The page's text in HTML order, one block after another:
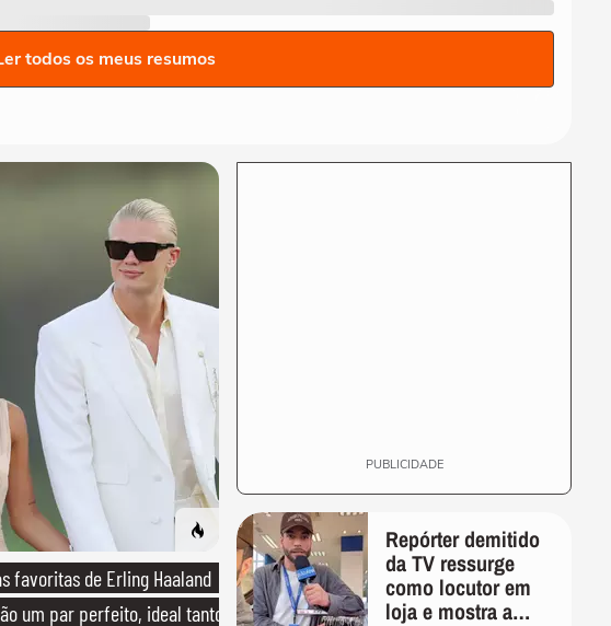
CIDADES
cogumelo' durante incêndio
todos os meus resumos
favoritas de Erling Haaland
um par perfeito, ideal tanto
PUBLICIDADE
Repórter demitido
da TV ressurge
como locutor em
loja e mostra a